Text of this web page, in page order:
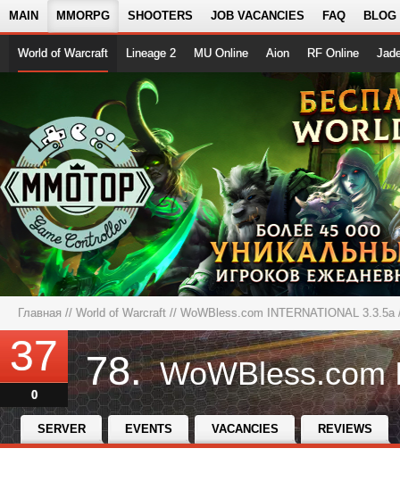
MAIN MMORPG SHOOTERS JOB VACANCIES FAQ BLOG
World of Warcraft Lineage 2 MU Online Aion RF Online
Главная // World of Warcraft // WoWBless.com INTERNATIONAL 3.3.5a
37
0
78.
SERVER EVENTS VACANCIES REVIEWS